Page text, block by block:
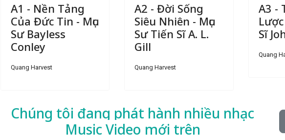
A1 - Nền Tảng
Của Đức Tin - Mục
Sư Bayless
Conley
Quang Harvest
A2 - Đời Sống
Siêu Nhiên - Mục
Sư Tiến Sĩ A. L.
Gill
Quang Harvest
A3 -
Sĩ
Quang
Chúng tôi đang phát hành nhiều nhạc
Music Video mới trên